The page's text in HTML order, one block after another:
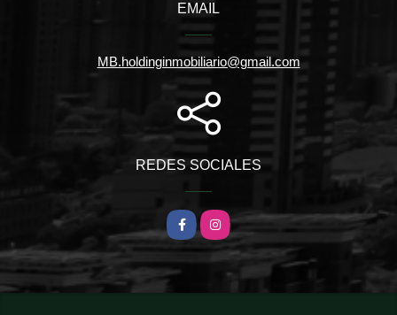
EMAIL
MB.holdinginmobiliario@gmail.com
REDES SOCIALES
FacebookInstagram